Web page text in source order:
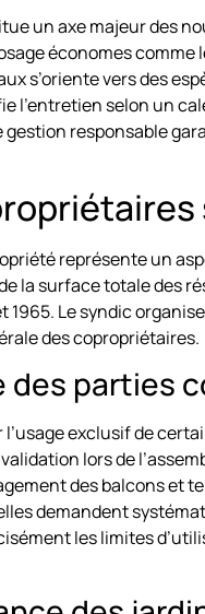
un axe majeur des
économes
s’oriente vers des
l’entretien selon un
gestion responsable
représente un
la surface totale des
1965. Le syndic
des copropriétaires.
des parties
exclusif de
lors de
des balcons et
demandent
les limites